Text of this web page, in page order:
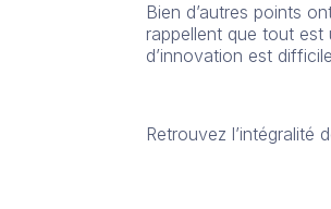
Bien d’autres points
rappellent que tout
d’innovation est
Retrouvez l’intégralité